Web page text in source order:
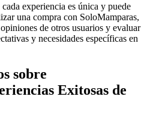
experiencia es única y puede
una compra con SoloMamparas,
de otros usuarios y evaluar
y necesidades específicas en
sobre
Exitosas de